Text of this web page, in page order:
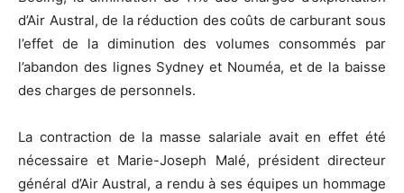
d’Air Austral, de la réduction des coûts de carburant sous
l’effet de la diminution des volumes consommés par
l’abandon des lignes Sydney et Nouméa, et de la baisse
des charges de personnels.
La contraction de la masse salariale avait en effet été
nécessaire et Marie-Joseph Malé, président directeur
général d’Air Austral, a rendu à ses équipes un hommage